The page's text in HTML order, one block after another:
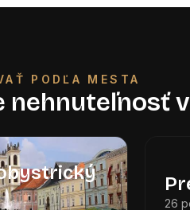
PODĽA MESTA
nehnuteľnosť
26